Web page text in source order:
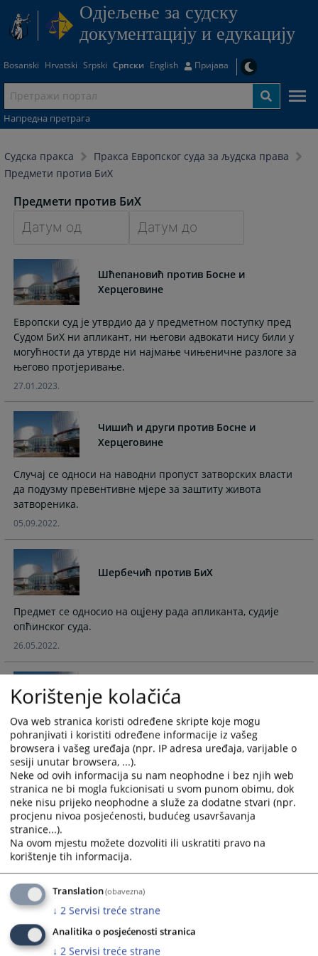
Одjељење за судску
документацију и едукацију
Bosanski Hrvatski Srpski Српски English Пријава
Напредна претрага
Судска пракса
Пракса Европског суда за људска права
Предмети против БиХ
Предмети против БиХ
forward
to
interact
the
calendar
and
a
date.
Press
the
question
mark
key
to
get
keyboard
shortcuts
for
changing
dates.
forward
to
the
calendar
Press
the
mark
key
for
dates.
Шћепановић против Босне и
Херцеговине
Европски суд је утврдио да у предметном поступку пред
Судом БиХ ни апликант, ни његови адвокати нису били у
могућности да утврде ни најмање чињеничне разлоге за
његово протјеривање.
27.01.2023.
Чишић и други против Босне и
Херцеговине
Случај се односи на наводни пропуст затворских власти
да подузму превентивне мјере за заштиту живота
затвореника.
05.09.2022.
Шербечић против БиХ
Предмет се односио на оцјену рада апликанта, судије
опћинског суда.
26.05.2022.
Симић против Босне и Херцеговине
Предмет се односи на виц који је г. Симић испричао на
суду како би илустровао своју критику поступка у којем је
он заступао клијента.
19.05.2022.
Омербашић и други против Босне и
Херцеговине
Апликанти су се жалили против Кантона Сарајево због
неизвршавања домаћих одлука донесених у њихову
корист.
06.05.2022.
Korištenje kolačića
Ova web stranica koristi određene skripte koje mogu
pohranjivati i koristiti određene informacije iz vašeg
browsera i vašeg uređaja (npr. IP adresa uređaja, varijable o
sesiji unutar browsera, ...).
Neke od ovih informacija su nam neophodne i bez njih web
stranica ne bi mogla fukcionisati u svom punom obimu, dok
neke nisu prijeko neophodne a služe za dodatne stvari (npr.
procjenu nivoa posjećenosti, budućeg usavršavanja
stranice...).
Na ovom mjestu možete dozvoliti ili uskratiti pravo na
korištenje tih informacija.
Translation(obavezna)
↓ 2 Servisi treće strane
Analitika o posjećenosti stranica
↓ 2 Servisi treće strane